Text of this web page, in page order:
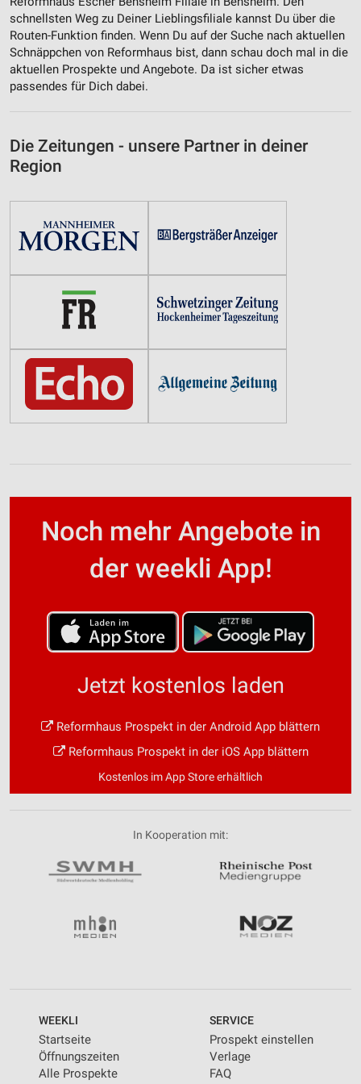
schnellsten Weg zu Deiner Lieblingsfiliale kannst Du über die
Routen-Funktion finden. Wenn Du auf der Suche nach aktuellen
Schnäppchen von Reformhaus bist, dann schau doch mal in die
aktuellen Prospekte und Angebote. Da ist sicher etwas
passendes für Dich dabei.
Die Zeitungen - unsere Partner in deiner
Region
Noch mehr Angebote in
der weekli App!
Jetzt kostenlos laden
Reformhaus Prospekt in der Android App blättern
Reformhaus Prospekt in der iOS App blättern
Kostenlos im App Store erhältlich
In Kooperation mit:
WEEKLI
Startseite
Öffnungszeiten
Alle Prospekte
SERVICE
Prospekt einstellen
Verlage
FAQ
Notwendig
Performance
Funktional